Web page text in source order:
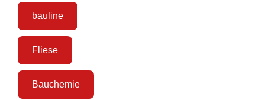
bauline
Fliese
Bauchemie